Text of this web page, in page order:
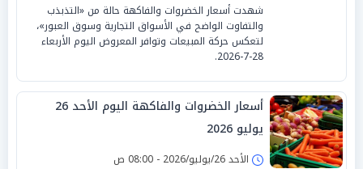
شهدت أسعار الخضروات والفاكهة حالة من «التذبذب
والتفاوت الواضح في الأسواق التجارية وسوق العبور»،
لتعكس حركة المبيعات وتوافر المعروض اليوم الأربعاء
28-7-2026.
أسعار الخضروات والفاكهة اليوم الأحد 26
يوليو 2026
الأحد 26/يوليو/2026 - 08:00 ص